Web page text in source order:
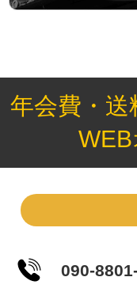
年会費・送
090-